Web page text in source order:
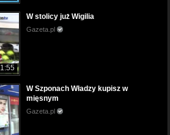
W stolicy już Wigilia
Gazeta.pl
W Szponach Władzy kupisz w
mięsnym
Gazeta.pl